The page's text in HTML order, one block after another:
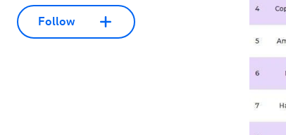
Follow